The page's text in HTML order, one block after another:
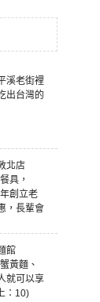
溪老街裡
出台灣的
北店
具，
創立老
，長輩會
館
黃麵、
就可以享
：10)